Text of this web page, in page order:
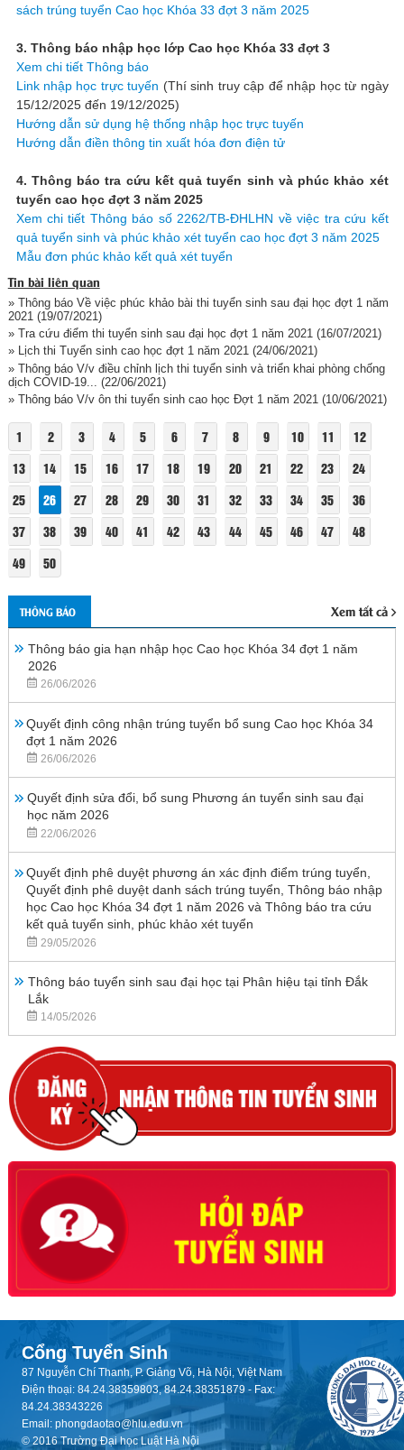
sách trúng tuyển Cao học Khóa 33 đợt 3 năm 2025
3. Thông báo nhập học lớp Cao học Khóa 33 đợt 3
Xem chi tiết Thông báo
Link nhập học trực tuyến (Thí sinh truy cập để nhập học từ ngày
15/12/2025 đến 19/12/2025)
Hướng dẫn sử dụng hệ thống nhập học trực tuyến
Hướng dẫn điền thông tin xuất hóa đơn điện tử
4. Thông báo tra cứu kết quả tuyển sinh và phúc khảo xét
tuyển cao học đợt 3 năm 2025
Xem chi tiết Thông báo số 2262/TB-ĐHLHN về việc tra cứu kết
quả tuyển sinh và phúc khảo xét tuyển cao học đợt 3 năm 2025
Mẫu đơn phúc khảo kết quả xét tuyển
Tin bài liên quan
» Thông báo Về việc phúc khảo bài thi tuyển sinh sau đại học đợt 1 năm
2021 (19/07/2021)
» Tra cứu điểm thi tuyển sinh sau đại học đợt 1 năm 2021(16/07/2021)
» Lịch thi Tuyển sinh cao học đợt 1 năm 2021(24/06/2021)
» Thông báo V/v điều chỉnh lịch thi tuyển sinh và triển khai phòng chống
dịch COVID-19...
(22/06/2021)
» Thông báo V/v ôn thi tuyển sinh cao học Đợt 1 năm 2021(10/06/2021)
1 2 3 4 5 6 7 8 9 10 11
12
13
14 15 16 17 18 19 20 21 22 23
24
25
26 27 28 29 30 31 32 33 34 35
36
37
38 39 40 41 42 43 44 45 46 47
48
49
50
THÔNG BÁO Xem tất cả
Thông báo gia hạn nhập học Cao học Khóa 34 đợt 1 năm
2026
26/06/2026
Quyết định công nhận trúng tuyển bổ sung Cao học Khóa 34
đợt 1 năm 2026
26/06/2026
Quyết định sửa đổi, bổ sung Phương án tuyển sinh sau đại
học năm 2026
22/06/2026
Quyết định phê duyệt phương án xác định điểm trúng tuyển,
Quyết định phê duyệt danh sách trúng tuyển, Thông báo nhập
học Cao học Khóa 34 đợt 1 năm 2026 và Thông báo tra cứu
kết quả tuyển sinh, phúc khảo xét tuyển
29/05/2026
Thông báo tuyển sinh sau đại học tại Phân hiệu tại tỉnh Đắk
Lắk
14/05/2026
Cổng Tuyển Sinh
87 Nguyễn Chí Thanh, P. Giảng Võ, Hà Nội, Việt Nam
Điện thoại: 84.24.38359803, 84.24.38351879 - Fax:
84.24.38343226
Email: phongdaotao@hlu.edu.vn
© 2016 Trường Đại học Luật Hà Nội